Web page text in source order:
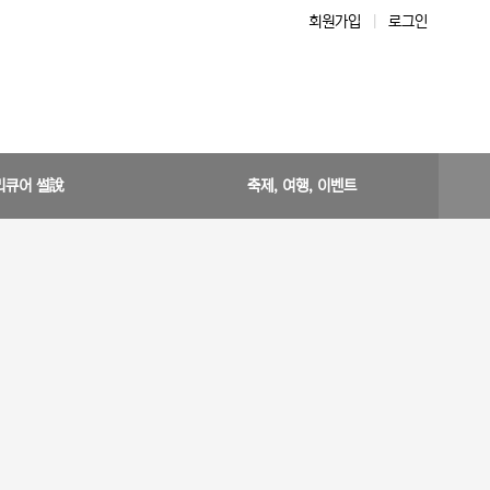
회원가입 로그인
큐어 썰說 축제, 여행, 이벤트